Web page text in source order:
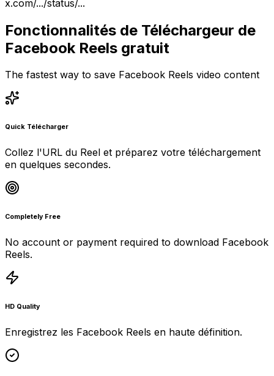
x.com/.../status/...
Fonctionnalités de Téléchargeur de
Facebook Reels gratuit
The fastest way to save Facebook Reels video content
Quick Télécharger
Collez l'URL du Reel et préparez votre téléchargement
en quelques secondes.
Completely Free
No account or payment required to download Facebook
Reels.
HD Quality
Enregistrez les Facebook Reels en haute définition.